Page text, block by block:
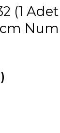
(1 Adet
cm